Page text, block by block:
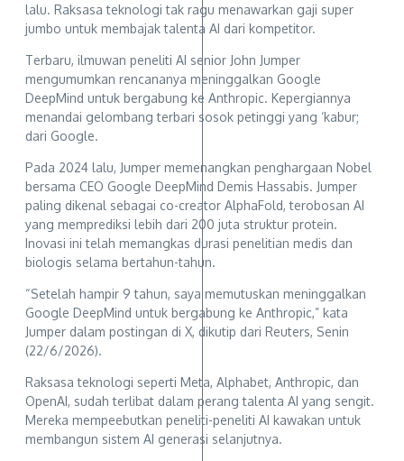
lalu. Raksasa teknologi tak ragu menawarkan gaji super
jumbo untuk membajak talenta AI dari kompetitor.
Terbaru, ilmuwan peneliti AI senior John Jumper
mengumumkan rencananya meninggalkan Google
DeepMind untuk bergabung ke Anthropic. Kepergiannya
menandai gelombang terbari sosok petinggi yang ‘kabur;
dari Google.
Pada 2024 lalu, Jumper memenangkan penghargaan Nobel
bersama CEO Google DeepMind Demis Hassabis. Jumper
paling dikenal sebagai co-creator AlphaFold, terobosan AI
yang memprediksi lebih dari 200 juta struktur protein.
Inovasi ini telah memangkas durasi penelitian medis dan
biologis selama bertahun-tahun.
“Setelah hampir 9 tahun, saya memutuskan meninggalkan
Google DeepMind untuk bergabung ke Anthropic,” kata
Jumper dalam postingan di X, dikutip dari Reuters, Senin
(22/6/2026).
Raksasa teknologi seperti Meta, Alphabet, Anthropic, dan
OpenAI, sudah terlibat dalam perang talenta AI yang sengit.
Mereka mempeebutkan peneliti-peneliti AI kawakan untuk
membangun sistem AI generasi selanjutnya.